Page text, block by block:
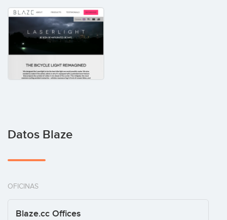
Datos Blaze
OFICINAS
Blaze.cc Offices